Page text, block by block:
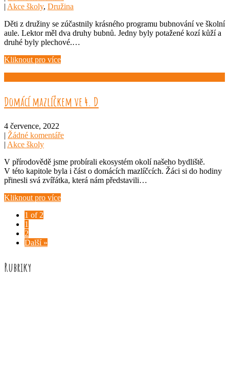
| Akce školy, Družina
Děti z družiny se zúčastnily krásného programu bubnování ve školní
aule. Lektor měl dva druhy bubnů. Jedny byly potažené kozí kůží a
druhé byly plechové.…
Kliknout pro více
Domácí mazlíčkem ve 4. D
4 července, 2022
| Žádné komentáře
| Akce školy
V přírodovědě jsme probírali ekosystém okolí našeho bydliště.
V této kapitole byla i část o domácích mazlíčcích. Žáci si do hodiny
přinesli svá zvířátka, která nám představili…
Kliknout pro více
1 of 2
1
2
Další »
Rubriky